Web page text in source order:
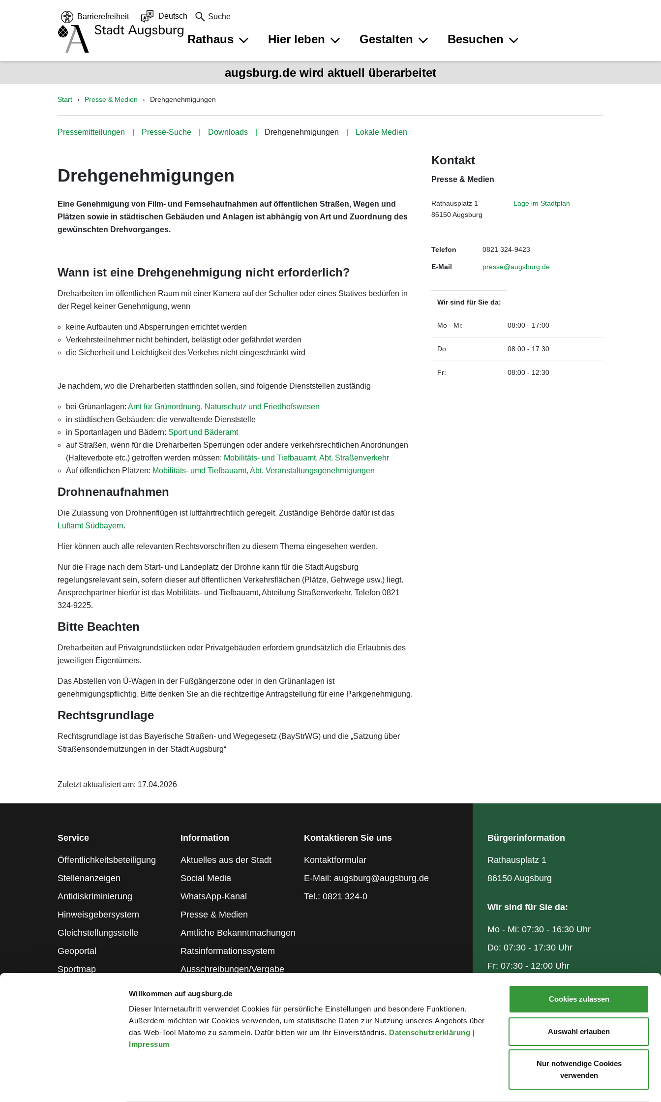
Willkommen auf augsburg.de
Dieser Internetauftritt verwendet Cookies für persönliche Einstellungen und besondere Funktionen.
Außerdem möchten wir Cookies verwenden, um statistische Daten zur Nutzung unseres Angebots über
das Web-Tool Matomo zu sammeln. Dafür bitten wir um Ihr Einverständnis. Datenschutzerklärung |
Impressum
Cookies zulassen
Auswahl erlauben
Nur notwendige Cookies
verwenden
Barrierefreiheit Deutsch Suche
Rathaus Hier leben Gestalten Besuchen
augsburg.de wird aktuell überarbeitet
Start Presse & Medien Drehgenehmigungen
Pressemitteilungen Presse-Suche Downloads Drehgenehmigungen Lokale Medien
Drehgenehmigungen
Eine Genehmigung von Film- und Fernsehaufnahmen auf öffentlichen Straßen, Wegen und
Plätzen sowie in städtischen Gebäuden und Anlagen ist abhängig von Art und Zuordnung des
gewünschten Drehvorganges.
Wann ist eine Drehgenehmigung nicht erforderlich?
Dreharbeiten im öffentlichen Raum mit einer Kamera auf der Schulter oder eines Statives bedürfen in
der Regel keiner Genehmigung, wenn
keine Aufbauten und Absperrungen errichtet werden
Verkehrsteilnehmer nicht behindert, belästigt oder gefährdet werden
die Sicherheit und Leichtigkeit des Verkehrs nicht eingeschränkt wird
Je nachdem, wo die Dreharbeiten stattfinden sollen, sind folgende Dienststellen zuständig
bei Grünanlagen: Amt für Grünordnung, Naturschutz und Friedhofswesen
in städtischen Gebäuden: die verwaltende Dienststelle
in Sportanlagen und Bädern: Sport und Bäderamt
auf Straßen, wenn für die Dreharbeiten Sperrungen oder andere verkehrsrechtlichen Anordnungen
(Halteverbote etc.) getroffen werden müssen: Mobilitäts- und Tiefbauamt, Abt. Straßenverkehr
Auf öffentlichen Plätzen: Mobilitäts- umd Tiefbauamt, Abt. Veranstaltungsgenehmigungen
Drohnenaufnahmen
Die Zulassung von Drohnenflügen ist luftfahrtrechtlich geregelt. Zuständige Behörde dafür ist das
Luftamt Südbayern.
Hier können auch alle relevanten Rechtsvorschriften zu diesem Thema eingesehen werden.
Nur die Frage nach dem Start- und Landeplatz der Drohne kann für die Stadt Augsburg
regelungsrelevant sein, sofern dieser auf öffentlichen Verkehrsflächen (Plätze, Gehwege usw.) liegt.
Ansprechpartner hierfür ist das Mobilitäts- und Tiefbauamt, Abteilung Straßenverkehr, Telefon 0821
324-9225.
Bitte Beachten
Dreharbeiten auf Privatgrundstücken oder Privatgebäuden erfordern grundsätzlich die Erlaubnis des
jeweiligen Eigentümers.
Das Abstellen von Ü-Wagen in der Fußgängerzone oder in den Grünanlagen ist
genehmigungspflichtig. Bitte denken Sie an die rechtzeitige Antragstellung für eine Parkgenehmigung.
Rechtsgrundlage
Rechtsgrundlage ist das Bayerische Straßen- und Wegegesetz (BayStrWG) und die „Satzung über
Straßensondernutzungen in der Stadt Augsburg“
Kontakt
Presse & Medien
Rathausplatz 1
86150 Augsburg
Lage im Stadtplan
Telefon 0821 324-9423
E-Mail presse@augsburg.de
Wir sind für Sie da:
Mo - Mi: 08:00 - 17:00
Do: 08:00 - 17:30
Fr: 08:00 - 12:30
Zuletzt aktualisiert am: 17.04.2026
Service
Öffentlichkeitsbeteiligung
Stellenanzeigen
Antidiskriminierung
Hinweisgebersystem
Gleichstellungsstelle
Geoportal
Sportmap
Information
Aktuelles aus der Stadt
Social Media
WhatsApp-Kanal
Presse & Medien
Amtliche Bekanntmachungen
Ratsinformationssystem
Ausschreibungen/Vergabe
Kontaktieren Sie uns
Kontaktformular
E-Mail: augsburg@augsburg.de
Tel.: 0821 324-0
Bürgerinformation
Rathausplatz 1
86150 Augsburg
Wir sind für Sie da:
Mo - Mi: 07:30 - 16:30 Uhr
Do: 07:30 - 17:30 Uhr
Fr: 07:30 - 12:00 Uhr